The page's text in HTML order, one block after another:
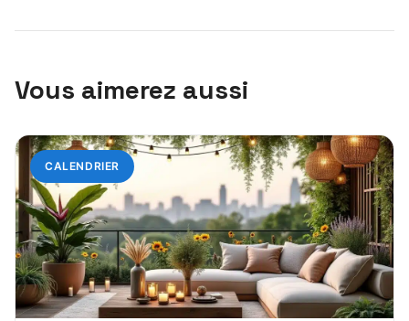
Vous aimerez aussi
CALENDRIER